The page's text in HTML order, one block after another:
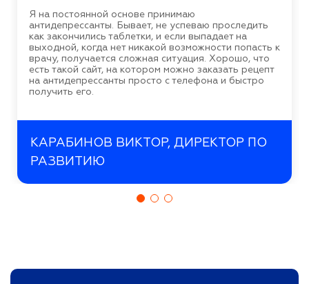
Я на постоянной основе принимаю
антидепрессанты. Бывает, не успеваю проследить
как закончились таблетки, и если выпадает на
выходной, когда нет никакой возможности попасть к
врачу, получается сложная ситуация. Хорошо, что
есть такой сайт, на котором можно заказать рецепт
на антидепрессанты просто с телефона и быстро
получить его.
КАРАБИНОВ ВИКТОР, ДИРЕКТОР ПО
РАЗВИТИЮ